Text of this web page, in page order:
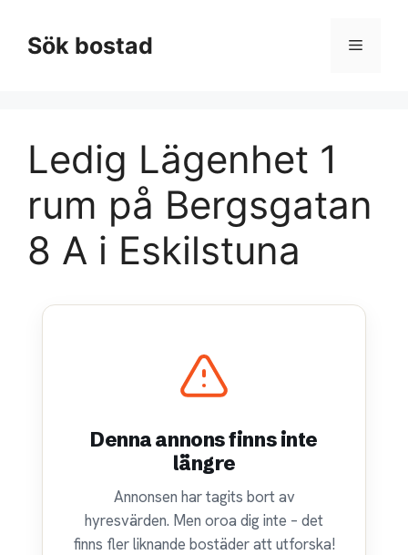
innehållSök bostad Meny
Ledig Lägenhet 1
rum på Bergsgatan
8 A i Eskilstuna
Denna annons finns inte
längre
Annonsen har tagits bort av
hyresvärden. Men oroa dig inte – det
finns fler liknande bostäder att utforska!